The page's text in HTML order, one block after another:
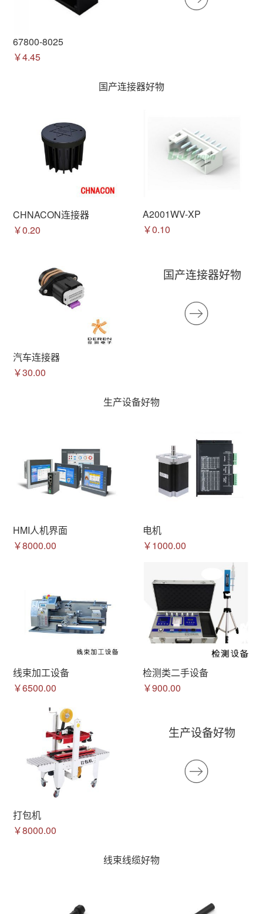
67800-8025
￥4.45
国产连接器好物
CHNACON连接器
￥0.20
A2001WV-XP
￥0.10
汽车连接器
￥30.00
国产连接器好物
生产设备好物
HMI人机界面
￥8000.00
电机
￥1000.00
线束加工设备
￥6500.00
检测类二手设备
￥900.00
打包机
￥8000.00
生产设备好物
线束线缆好物